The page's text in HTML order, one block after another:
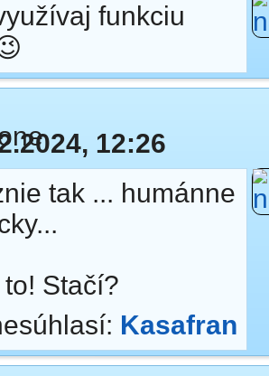
funkciu
12:26
tak ... humánne
Stačí?
Kasafran